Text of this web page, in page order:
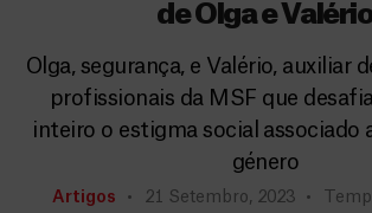
de Olga e
Olga, segurança, e Valério, auxiliar
profissionais da MSF que
inteiro o estigma social associado
género
Artigos 21 Setembro, 2023